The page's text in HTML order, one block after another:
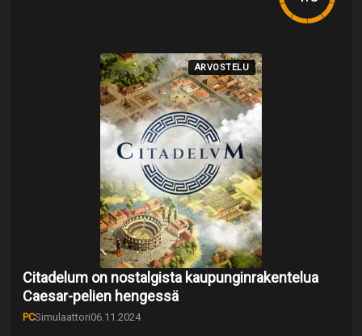
ARVOSTELU
Citadelum on nostalgista kaupunginrakentelua
Caesar-pelien hengessä
PCSimulaattori06.11.2024